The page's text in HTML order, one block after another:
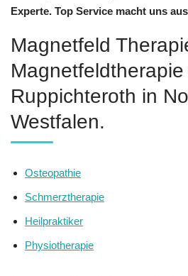
Experte. Top Service macht uns aus
Magnetfeld
Ruppichteroth in
Westfalen.
Osteopathie
Schmerztherapie
Heilpraktiker
Physiotherapie